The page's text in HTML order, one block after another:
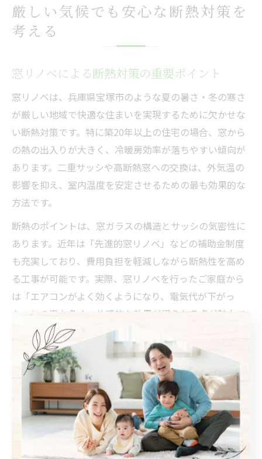
厳しい気候でも安心な断熱対策を
考える
窓リノベによる断熱対策の重要ポイント
窓リノベは、兵庫県宝塚市のような夏の暑さ・冬の寒さ
が厳しい地域で快適な住まいを実現するために欠かせな
い断熱対策です。特に築20年以上の住宅の場合、窓から
の熱の出入りが大きく、冷暖房効率が落ちやすい傾向が
あります。二重サッシや高断熱窓への交換は、外気温の
影響を抑え、室内温度を安定させるための最も効果的な
方法です。
断熱のポイントは、窓ガラスの構造とサッシの気密性に
あります。近年は「先進的窓リノベ」などの補助金制度
も充実しており、費用負担を軽減しながら断熱性を高め
る工事が可能です。実際、窓リノベを行ったご家庭から
は「エアコンがよく効くようになり、電気代が下がっ
た」との声も多く、体感的な効果が得られる点が魅力で
断熱リフォームを検討する際は、窓の種類や設置場所、
既存のサッシの状態をしっかり確認することが重要で
す。特にリビングや寝室など長時間過ごす部屋から優先
的に対策を進めると、日々の快適さをより実感できるで
しょう。